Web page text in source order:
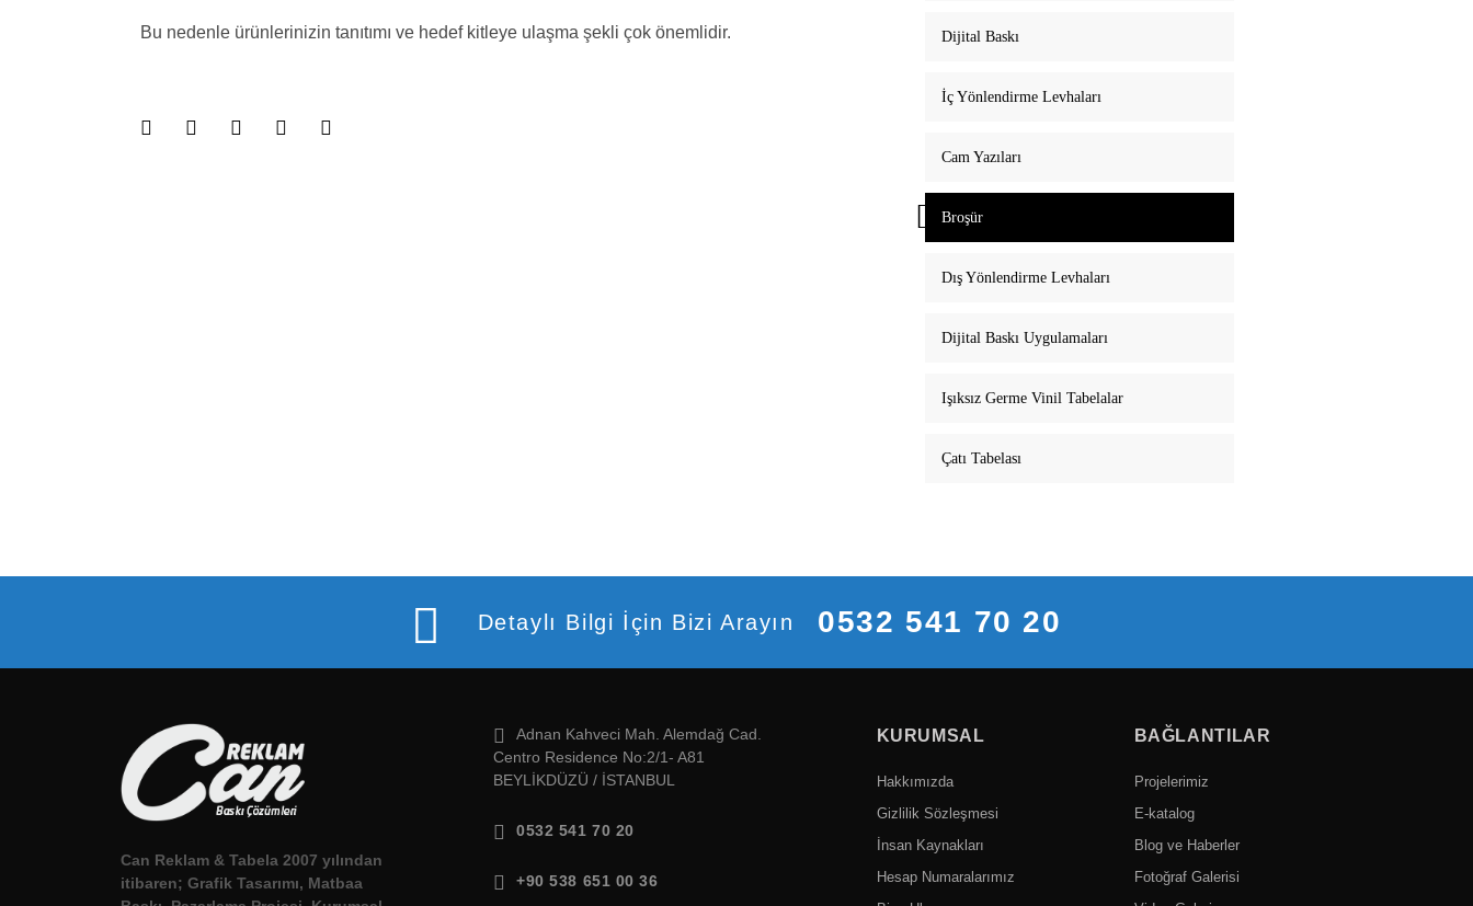
Bu nedenle ürünlerinizin tanıtımı ve hedef kitleye ulaşma şekli çok önemlidir. Dijital Baskı
İç Yönlendirme Levhaları
Cam Yazıları
Broşür
Dış Yönlendirme Levhaları
Dijital Baskı Uygulamaları
Işıksız Germe Vinil Tabelalar
Çatı Tabelası
Detaylı Bilgi İçin Bizi Arayın 0532 541 70 20
Can Reklam & Tabela 2007 yılından
itibaren; Grafik Tasarımı, Matbaa
Adnan Kahveci Mah. Alemdağ Cad.
Centro Residence No:2/1- A81
BEYLİKDÜZÜ / İSTANBUL
0532 541 70 20
+90 538 651 00 36
KURUMSAL
Hakkımızda
Gizlilik Sözleşmesi
İnsan Kaynakları
Hesap Numaralarımız
BAĞLANTILAR
Projelerimiz
E-katalog
Blog ve Haberler
Fotoğraf Galerisi